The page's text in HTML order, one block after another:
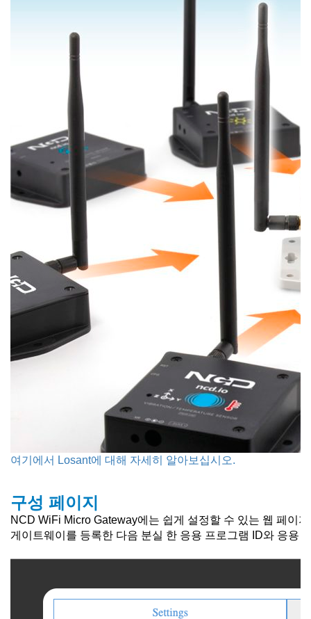
여기에서 Losant에 대해 자세히 알아보십시오.
구성 페이지
NCD WiFi Micro Gateway에는 쉽게 설정할 수 있는 웹 페이
게이트웨이를 등록한 다음 분실 한 응용 프로그램 ID와 응용